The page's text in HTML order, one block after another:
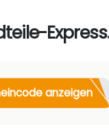
anzeigen